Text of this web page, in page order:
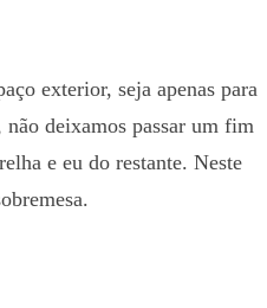
exterior, seja apenas para
deixamos passar um fim
e eu do restante. Neste